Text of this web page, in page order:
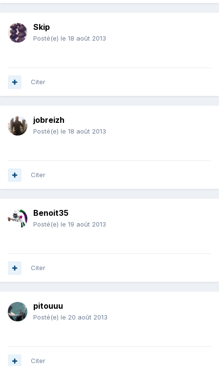
Skip
Posté(e) le 18 août 2013
Citer
jobreizh
Posté(e) le 18 août 2013
Citer
Benoit35
Posté(e) le 19 août 2013
Citer
pitouuu
Posté(e) le 20 août 2013
Citer